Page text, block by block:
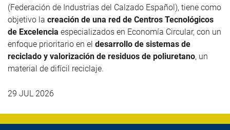
(Federación de Industrias del Calzado Español), tiene como
objetivo la creación de una red de Centros Tecnológicos
de Excelencia especializados en Economía Circular, con un
enfoque prioritario en el desarrollo de sistemas de
reciclado y valorización de residuos de poliuretano, un
material de difícil reciclaje.
29 JUL 2026